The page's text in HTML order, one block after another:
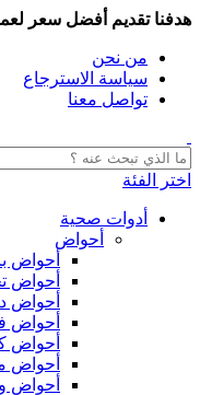
هدفنا تقديم أفضل سعر
من نحن
سياسة الاسترجاع
تواصل معنا
اختر الفئة
أدوات صحية
أحواض
أحواض
أحواض
أحواض
أحواض
أحواض
أحواض
أحواض